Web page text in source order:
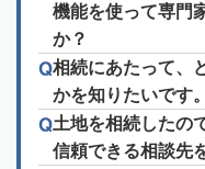
機能を使って専門
か？
相続にあたって、
かを知りたいです。
土地を相続したの
信頼できる相談先